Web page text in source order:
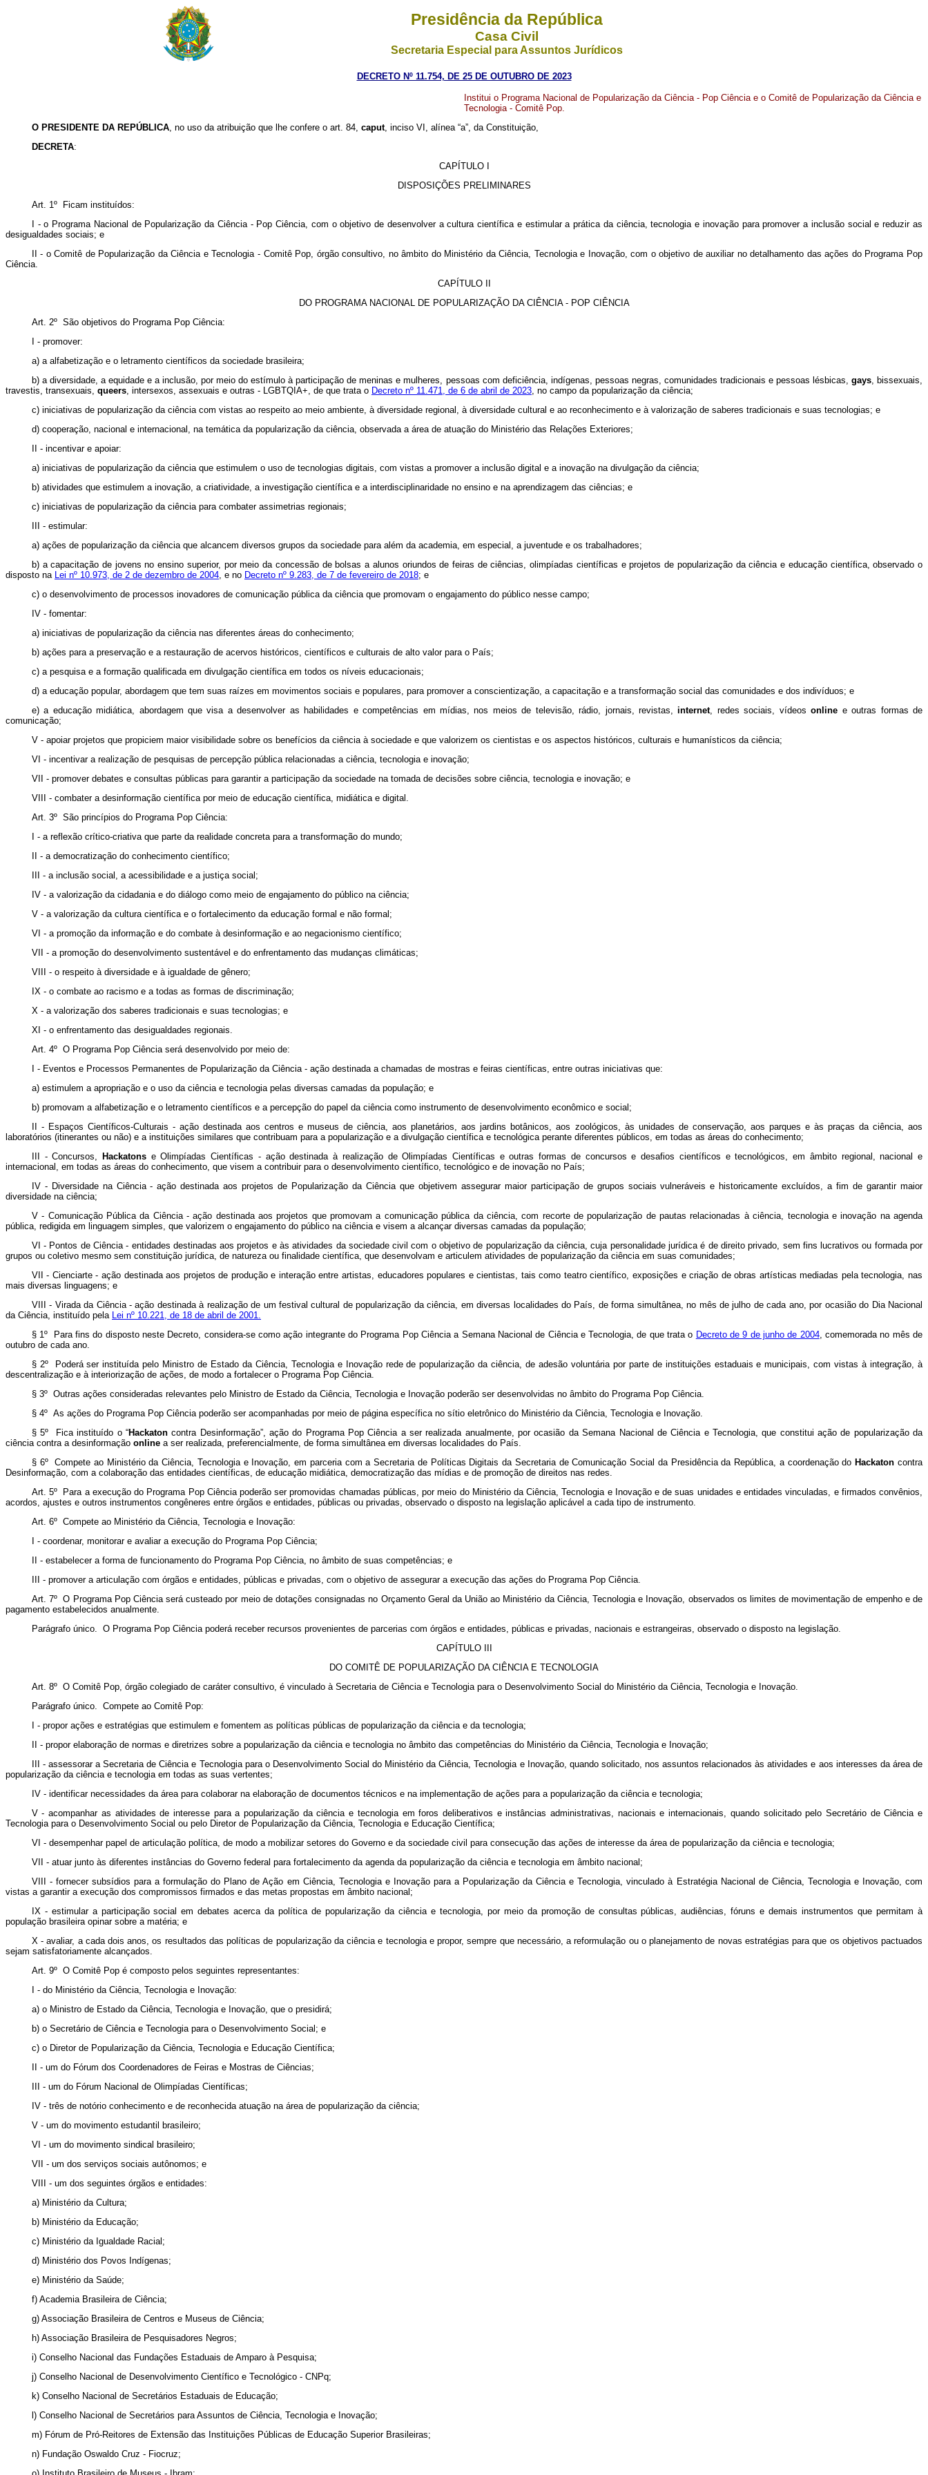
Presidência da República
Casa Civil
Secretaria Especial para Assuntos Jurídicos
DECRETO Nº 11.754, DE 25 DE OUTUBRO DE 2023
Institui o Programa Nacional de Popularização da Ciência - Pop Ciência e o Comitê de Popularização da Ciência e
Tecnologia - Comitê Pop.
O PRESIDENTE DA REPÚBLICA, no uso da atribuição que lhe confere o art. 84, caput, inciso VI, alínea “a”, da Constituição,
DECRETA:
CAPÍTULO I
DISPOSIÇÕES PRELIMINARES
Art. 1º Ficam instituídos:
I - o Programa Nacional de Popularização da Ciência - Pop Ciência, com o objetivo de desenvolver a cultura científica e estimular a prática da ciência, tecnologia e inovação para promover a inclusão social e reduzir as
desigualdades sociais; e
II - o Comitê de Popularização da Ciência e Tecnologia - Comitê Pop, órgão consultivo, no âmbito do Ministério da Ciência, Tecnologia e Inovação, com o objetivo de auxiliar no detalhamento das ações do Programa Pop
Ciência.
CAPÍTULO II
DO PROGRAMA NACIONAL DE POPULARIZAÇÃO DA CIÊNCIA - POP CIÊNCIA
Art. 2º São objetivos do Programa Pop Ciência:
I - promover:
a) a alfabetização e o letramento científicos da sociedade brasileira;
b) a diversidade, a equidade e a inclusão, por meio do estímulo à participação de meninas e mulheres, pessoas com deficiência, indígenas, pessoas negras, comunidades tradicionais e pessoas lésbicas, gays, bissexuais,
travestis, transexuais, queers, intersexos, assexuais e outras - LGBTQIA+, de que trata o Decreto nº 11.471, de 6 de abril de 2023, no campo da popularização da ciência;
c) iniciativas de popularização da ciência com vistas ao respeito ao meio ambiente, à diversidade regional, à diversidade cultural e ao reconhecimento e à valorização de saberes tradicionais e suas tecnologias; e
d) cooperação, nacional e internacional, na temática da popularização da ciência, observada a área de atuação do Ministério das Relações Exteriores;
II - incentivar e apoiar:
a) iniciativas de popularização da ciência que estimulem o uso de tecnologias digitais, com vistas a promover a inclusão digital e a inovação na divulgação da ciência;
b) atividades que estimulem a inovação, a criatividade, a investigação científica e a interdisciplinaridade no ensino e na aprendizagem das ciências; e
c) iniciativas de popularização da ciência para combater assimetrias regionais;
III - estimular:
a) ações de popularização da ciência que alcancem diversos grupos da sociedade para além da academia, em especial, a juventude e os trabalhadores;
b) a capacitação de jovens no ensino superior, por meio da concessão de bolsas a alunos oriundos de feiras de ciências, olimpíadas científicas e projetos de popularização da ciência e educação científica, observado o
disposto na Lei nº 10.973, de 2 de dezembro de 2004, e no Decreto nº 9.283, de 7 de fevereiro de 2018; e
c) o desenvolvimento de processos inovadores de comunicação pública da ciência que promovam o engajamento do público nesse campo;
IV - fomentar:
a) iniciativas de popularização da ciência nas diferentes áreas do conhecimento;
b) ações para a preservação e a restauração de acervos históricos, científicos e culturais de alto valor para o País;
c) a pesquisa e a formação qualificada em divulgação científica em todos os níveis educacionais;
d) a educação popular, abordagem que tem suas raízes em movimentos sociais e populares, para promover a conscientização, a capacitação e a transformação social das comunidades e dos indivíduos; e
e) a educação midiática, abordagem que visa a desenvolver as habilidades e competências em mídias, nos meios de televisão, rádio, jornais, revistas,internet, redes sociais, vídeosonline e outras formas de
comunicação;
V - apoiar projetos que propiciem maior visibilidade sobre os benefícios da ciência à sociedade e que valorizem os cientistas e os aspectos históricos, culturais e humanísticos da ciência;
VI - incentivar a realização de pesquisas de percepção pública relacionadas a ciência, tecnologia e inovação;
VII - promover debates e consultas públicas para garantir a participação da sociedade na tomada de decisões sobre ciência, tecnologia e inovação; e
VIII - combater a desinformação científica por meio de educação científica, midiática e digital.
Art. 3º São princípios do Programa Pop Ciência:
I - a reflexão crítico-criativa que parte da realidade concreta para a transformação do mundo;
II - a democratização do conhecimento científico;
III - a inclusão social, a acessibilidade e a justiça social;
IV - a valorização da cidadania e do diálogo como meio de engajamento do público na ciência;
V - a valorização da cultura científica e o fortalecimento da educação formal e não formal;
VI - a promoção da informação e do combate à desinformação e ao negacionismo científico;
VII - a promoção do desenvolvimento sustentável e do enfrentamento das mudanças climáticas;
VIII - o respeito à diversidade e à igualdade de gênero;
IX - o combate ao racismo e a todas as formas de discriminação;
X - a valorização dos saberes tradicionais e suas tecnologias; e
XI - o enfrentamento das desigualdades regionais.
Art. 4º O Programa Pop Ciência será desenvolvido por meio de:
I - Eventos e Processos Permanentes de Popularização da Ciência - ação destinada a chamadas de mostras e feiras científicas, entre outras iniciativas que:
a) estimulem a apropriação e o uso da ciência e tecnologia pelas diversas camadas da população; e
b) promovam a alfabetização e o letramento científicos e a percepção do papel da ciência como instrumento de desenvolvimento econômico e social;
II - Espaços Científicos-Culturais - ação destinada aos centros e museus de ciência, aos planetários, aos jardins botânicos, aos zoológicos, às unidades de conservação, aos parques e às praças da ciência, aos
laboratórios (itinerantes ou não) e a instituições similares que contribuam para a popularização e a divulgação científica e tecnológica perante diferentes públicos, em todas as áreas do conhecimento;
III - Concursos,
Hackatonse Olimpíadas Científicas - ação destinada à realização de Olimpíadas Científicas e outras formas de concursos e desafios científicos e tecnológicos, em âmbito regional, nacional e
internacional, em todas as áreas do conhecimento, que visem a contribuir para o desenvolvimento científico, tecnológico e de inovação no País;
IV - Diversidade na Ciência - ação destinada aos projetos de Popularização da Ciência que objetivem assegurar maior participação de grupos sociais vulneráveis e historicamente excluídos, a fim de garantir maior
diversidade na ciência;
V - Comunicação Pública da Ciência - ação destinada aos projetos que promovam a comunicação pública da ciência, com recorte de popularização de pautas relacionadas à ciência, tecnologia e inovação na agenda
pública, redigida em linguagem simples, que valorizem o engajamento do público na ciência e visem a alcançar diversas camadas da população;
VI - Pontos de Ciência - entidades destinadas aos projetos e às atividades da sociedade civil com o objetivo de popularização da ciência, cuja personalidade jurídica é de direito privado, sem fins lucrativos ou formada por
grupos ou coletivo mesmo sem constituição jurídica, de natureza ou finalidade científica, que desenvolvam e articulem atividades de popularização da ciência em suas comunidades;
VII - Cienciarte - ação destinada aos projetos de produção e interação entre artistas, educadores populares e cientistas, tais como teatro científico, exposições e criação de obras artísticas mediadas pela tecnologia, nas
mais diversas linguagens; e
VIII - Virada da Ciência - ação destinada à realização de um festival cultural de popularização da ciência, em diversas localidades do País, de forma simultânea, no mês de julho de cada ano, por ocasião do Dia Nacional
da Ciência, instituído pela Lei nº 10.221, de 18 de abril de 2001.
§ 1º Para fins do disposto neste Decreto, considera-se como ação integrante do Programa Pop Ciência a Semana Nacional de Ciência e Tecnologia, de que trata o Decreto de 9 de junho de 2004, comemorada no mês de
outubro de cada ano.
§ 2º Poderá ser instituída pelo Ministro de Estado da Ciência, Tecnologia e Inovação rede de popularização da ciência, de adesão voluntária por parte de instituições estaduais e municipais, com vistas à integração, à
descentralização e à interiorização de ações, de modo a fortalecer o Programa Pop Ciência.
§ 3º Outras ações consideradas relevantes pelo Ministro de Estado da Ciência, Tecnologia e Inovação poderão ser desenvolvidas no âmbito do Programa Pop Ciência.
§ 4º As ações do Programa Pop Ciência poderão ser acompanhadas por meio de página específica no sítio eletrônico do Ministério da Ciência, Tecnologia e Inovação.
§ 5º Fica instituído o “Hackatoncontra Desinformação”, ação do Programa Pop Ciência a ser realizada anualmente, por ocasião da Semana Nacional de Ciência e Tecnologia, que constitui ação de popularização da
ciência contra a desinformação online a ser realizada, preferencialmente, de forma simultânea em diversas localidades do País.
§ 6º Compete ao Ministério da Ciência, Tecnologia e Inovação, em parceria com a Secretaria de Políticas Digitais da Secretaria de Comunicação Social da Presidência da República, a coordenação do Hackaton contra
Desinformação, com a colaboração das entidades científicas, de educação midiática, democratização das mídias e de promoção de direitos nas redes.
Art. 5º Para a execução do Programa Pop Ciência poderão ser promovidas chamadas públicas, por meio do Ministério da Ciência, Tecnologia e Inovação e de suas unidades e entidades vinculadas, e firmados convênios,
acordos, ajustes e outros instrumentos congêneres entre órgãos e entidades, públicas ou privadas, observado o disposto na legislação aplicável a cada tipo de instrumento.
Art. 6º Compete ao Ministério da Ciência, Tecnologia e Inovação:
I - coordenar, monitorar e avaliar a execução do Programa Pop Ciência;
II - estabelecer a forma de funcionamento do Programa Pop Ciência, no âmbito de suas competências; e
III - promover a articulação com órgãos e entidades, públicas e privadas, com o objetivo de assegurar a execução das ações do Programa Pop Ciência.
Art. 7º O Programa Pop Ciência será custeado por meio de dotações consignadas no Orçamento Geral da União ao Ministério da Ciência, Tecnologia e Inovação, observados os limites de movimentação de empenho e de
pagamento estabelecidos anualmente.
Parágrafo único. O Programa Pop Ciência poderá receber recursos provenientes de parcerias com órgãos e entidades, públicas e privadas, nacionais e estrangeiras, observado o disposto na legislação.
CAPÍTULO III
DO COMITÊ DE POPULARIZAÇÃO DA CIÊNCIA E TECNOLOGIA
Art. 8º O Comitê Pop, órgão colegiado de caráter consultivo, é vinculado à Secretaria de Ciência e Tecnologia para o Desenvolvimento Social do Ministério da Ciência, Tecnologia e Inovação.
Parágrafo único. Compete ao Comitê Pop:
I - propor ações e estratégias que estimulem e fomentem as políticas públicas de popularização da ciência e da tecnologia;
II - propor elaboração de normas e diretrizes sobre a popularização da ciência e tecnologia no âmbito das competências do Ministério da Ciência, Tecnologia e Inovação;
III - assessorar a Secretaria de Ciência e Tecnologia para o Desenvolvimento Social do Ministério da Ciência, Tecnologia e Inovação, quando solicitado, nos assuntos relacionados às atividades e aos interesses da área de
popularização da ciência e tecnologia em todas as suas vertentes;
IV - identificar necessidades da área para colaborar na elaboração de documentos técnicos e na implementação de ações para a popularização da ciência e tecnologia;
V - acompanhar as atividades de interesse para a popularização da ciência e tecnologia em foros deliberativos e instâncias administrativas, nacionais e internacionais, quando solicitado pelo Secretário de Ciência e
Tecnologia para o Desenvolvimento Social ou pelo Diretor de Popularização da Ciência, Tecnologia e Educação Científica;
VI - desempenhar papel de articulação política, de modo a mobilizar setores do Governo e da sociedade civil para consecução das ações de interesse da área de popularização da ciência e tecnologia;
VII - atuar junto às diferentes instâncias do Governo federal para fortalecimento da agenda da popularização da ciência e tecnologia em âmbito nacional;
VIII - fornecer subsídios para a formulação do Plano de Ação em Ciência, Tecnologia e Inovação para a Popularização da Ciência e Tecnologia, vinculado à Estratégia Nacional de Ciência, Tecnologia e Inovação, com
vistas a garantir a execução dos compromissos firmados e das metas propostas em âmbito nacional;
IX - estimular a participação social em debates acerca da política de popularização da ciência e tecnologia, por meio da promoção de consultas públicas, audiências, fóruns e demais instrumentos que permitam à
população brasileira opinar sobre a matéria; e
X - avaliar, a cada dois anos, os resultados das políticas de popularização da ciência e tecnologia e propor, sempre que necessário, a reformulação ou o planejamento de novas estratégias para que os objetivos pactuados
sejam satisfatoriamente alcançados.
Art. 9º O Comitê Pop é composto pelos seguintes representantes:
I - do Ministério da Ciência, Tecnologia e Inovação:
a) o Ministro de Estado da Ciência, Tecnologia e Inovação, que o presidirá;
b) o Secretário de Ciência e Tecnologia para o Desenvolvimento Social; e
c) o Diretor de Popularização da Ciência, Tecnologia e Educação Científica;
II - um do Fórum dos Coordenadores de Feiras e Mostras de Ciências;
III - um do Fórum Nacional de Olimpíadas Científicas;
IV - três de notório conhecimento e de reconhecida atuação na área de popularização da ciência;
V - um do movimento estudantil brasileiro;
VI - um do movimento sindical brasileiro;
VII - um dos serviços sociais autônomos; e
VIII - um dos seguintes órgãos e entidades:
a) Ministério da Cultura;
b) Ministério da Educação;
c) Ministério da Igualdade Racial;
d) Ministério dos Povos Indígenas;
e) Ministério da Saúde;
f) Academia Brasileira de Ciência;
g) Associação Brasileira de Centros e Museus de Ciência;
h) Associação Brasileira de Pesquisadores Negros;
i) Conselho Nacional das Fundações Estaduais de Amparo à Pesquisa;
j) Conselho Nacional de Desenvolvimento Científico e Tecnológico - CNPq;
k) Conselho Nacional de Secretários Estaduais de Educação;
l) Conselho Nacional de Secretários para Assuntos de Ciência, Tecnologia e Inovação;
m) Fórum de Pró-Reitores de Extensão das Instituições Públicas de Educação Superior Brasileiras;
n) Fundação Oswaldo Cruz - Fiocruz;